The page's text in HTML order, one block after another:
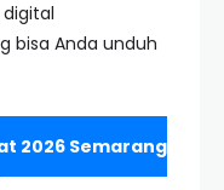
bisa Anda unduh
2026 Semarang